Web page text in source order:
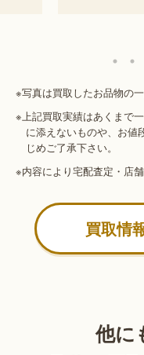
※写真は買取したお品物の一
※上記買取実績はあくまで
に添えないものや、お値
じめご了承下さい。
※内容により宅配査定・店
買取情
他に